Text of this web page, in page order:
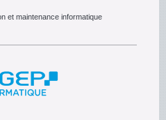
et maintenance informatique